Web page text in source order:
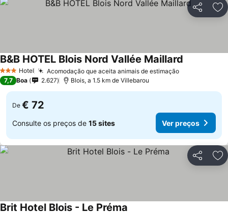
Partilhar
3 EstrelasHotel Acomodação que aceita animais de estimaçãoVer preços
B&B HOTEL Blois Nord Vallée Maillard
7,7 Boa 2.627 Blois, a 1.5 km de Villebarou
De € 72
Consulte os preços de 15 sites Ver preços
Partilhar
Brit Hotel Blois - Le Préma